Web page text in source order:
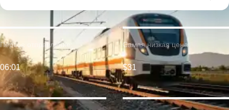
Первое отправление:
06:01
Самая низкая цена:
$31